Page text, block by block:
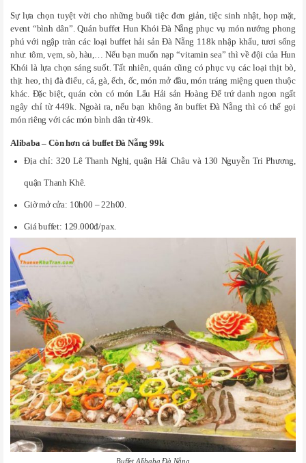
Sự lựa chọn tuyệt vời cho những buổi tiệc đơn giản, tiệc sinh nhật, họp mặt,
event “bình dân”. Quán buffet Hun Khói Đà Nẵng phục vụ món nướng phong
phú với ngập tràn các loại buffet hải sản Đà Nẵng 118k nhập khẩu, tươi sống
như: tôm, vẹm, sò, hàu,… Nếu bạn muốn nạp “vitamin sea” thì về đội của Hun
Khói là lựa chọn sáng suốt. Tất nhiên, quán cũng có phục vụ các loại thịt bò,
thịt heo, thị đà điểu, cá, gà, ếch, ốc, món mở đầu, món tráng miệng quen thuộc
khác. Đặc biệt, quán còn có món Lẩu Hải sản Hoàng Đế trứ danh ngon ngất
ngây chỉ từ 449k. Ngoài ra, nếu bạn không ăn buffet Đà Nẵng thì có thể gọi
món riêng với các món bình dân từ 49k.
Alibaba – Còn hơn cả buffet Đà Nẵng 99k
Địa chỉ: 320 Lê Thanh Nghị, quận Hải Châu và 130 Nguyễn Tri Phương,
quận Thanh Khê.
Giờ mở cửa: 10h00 – 22h00.
Giá buffet: 129.000đ/pax.
Buffet Alibaba Đà Nẵng